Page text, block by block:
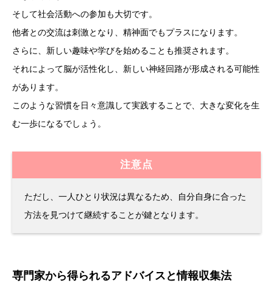
そして社会活動への参加も大切です。
他者との交流は刺激となり、精神面でもプラスになります。
さらに、新しい趣味や学びを始めることも推奨されます。
それによって脳が活性化し、新しい神経回路が形成される可能性
があります。
このような習慣を日々意識して実践することで、大きな変化を生
む一歩になるでしょう。
注意点
ただし、一人ひとり状況は異なるため、自分自身に合った
方法を見つけて継続することが鍵となります。
専門家から得られるアドバイスと情報収集法